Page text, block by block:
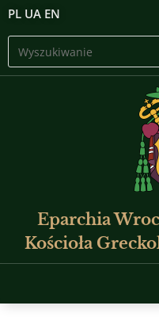
PL UA EN
Eparchia
Kościoła